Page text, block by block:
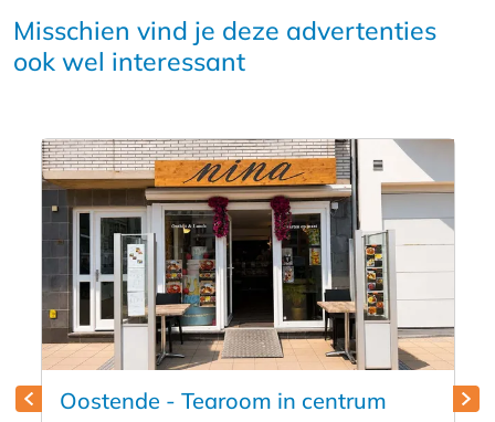
Misschien vind je deze advertenties
ook wel interessant
Oostende - Tearoom in centrum